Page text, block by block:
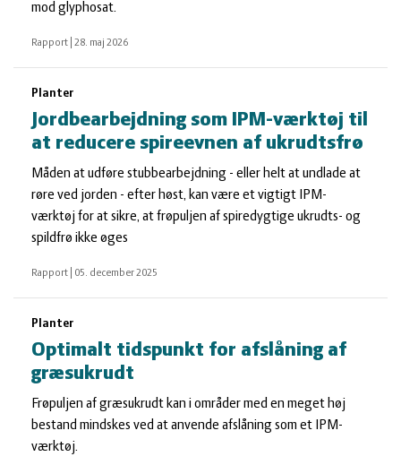
mod glyphosat.
Rapport 28. maj 2026
Planter
Jordbearbejdning som IPM-værktøj til
at reducere spireevnen af ukrudtsfrø
Måden at udføre stubbearbejdning - eller helt at undlade at
røre ved jorden - efter høst, kan være et vigtigt IPM-
værktøj for at sikre, at frøpuljen af spiredygtige ukrudts- og
spildfrø ikke øges
Rapport 05. december 2025
Planter
Optimalt tidspunkt for afslåning af
græsukrudt
Frøpuljen af græsukrudt kan i områder med en meget høj
bestand mindskes ved at anvende afslåning som et IPM-
værktøj.